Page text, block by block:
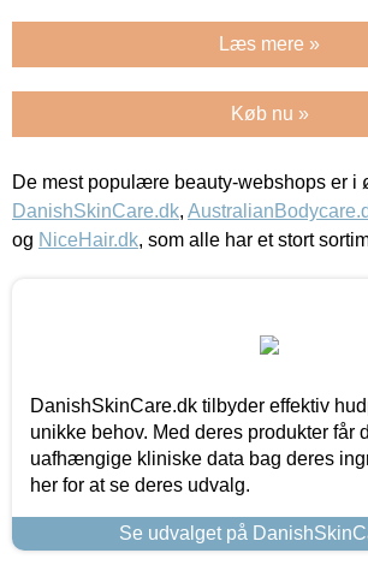
Læs mere »
Køb nu »
De mest populære beauty-webshops er i
DanishSkinCare.dk,
og NiceHair.dk, som alle har et stort
DanishSkinCare.dk tilbyder effektiv
unikke behov. Med deres produkter får
uafhængige kliniske data bag deres
her for at se deres udvalg.
Se udvalget på